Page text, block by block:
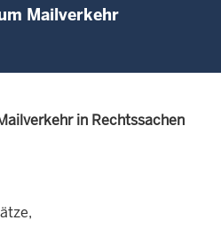
Mailverkehr
in Rechtssachen